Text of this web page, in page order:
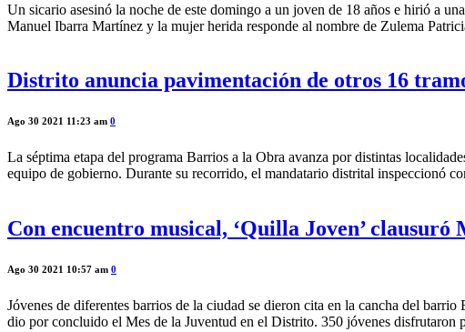
Un sicario asesinó la noche de este domingo a un joven de 18 años e hirió a
Manuel Ibarra Martínez y la mujer herida responde al nombre de Zulema
Distrito anuncia pavimentación de otros 16
Ago 30 2021 11:23 am 0
La séptima etapa del programa Barrios a la Obra avanza por distintas
equipo de gobierno. Durante su recorrido, el mandatario distrital inspeccionó
Con encuentro musical, ‘Quilla Joven’ clausuró
Ago 30 2021 10:57 am 0
Jóvenes de diferentes barrios de la ciudad se dieron cita en la cancha del
dio por concluido el Mes de la Juventud en el Distrito. 350 jóvenes disfrutaron